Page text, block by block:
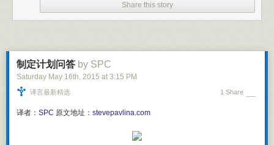
……或者，至少现在它们还写不出来。
[1] 这方面的详细报道，参加《连线》杂志，Can an Algorithm Write a
Better News Story Than a Human Reporter? Steven Levy, 04.24.12.
询，马术经验丰富的咨询师会带领来访者熟悉马匹、学会沟通、进入状
态。
马术心理疗法的应用范围？
也可以与其他类型的疗法混用，作为在中长程疗法中间穿插的独立或辅助
Share this story
制定计划问答 by SPC
Saturday May 16th, 2015 at 3:15 PM
译言最新精选 1 Share
译者： SPC 原文地址： stevepavlina.com